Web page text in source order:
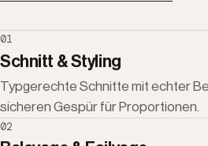
01
Schnitt & Styling
Typgerechte Schnitte mit echter
sicheren Gespür für Proportionen.
02